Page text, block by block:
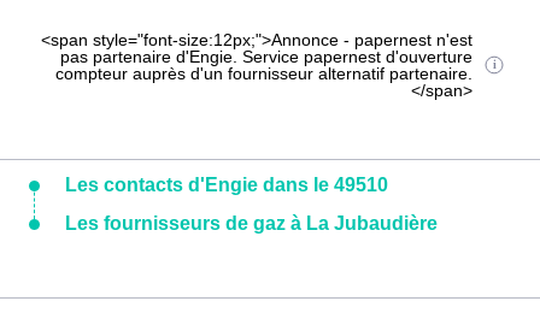
<span style="font-size:12px;">Annonce - papernest n'est
pas partenaire d'Engie. Service papernest d'ouverture
compteur auprès d'un fournisseur alternatif partenaire.
</span>
Les contacts d'Engie dans le 49510
Les fournisseurs de gaz à La Jubaudière